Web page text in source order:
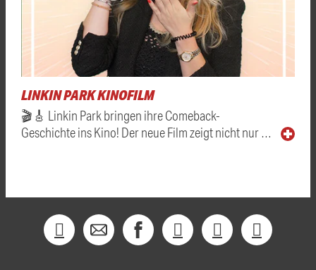
LINKIN PARK KINOFILM
🎬🎸 Linkin Park bringen ihre Comeback-
Geschichte ins Kino! Der neue Film zeigt nicht nur …